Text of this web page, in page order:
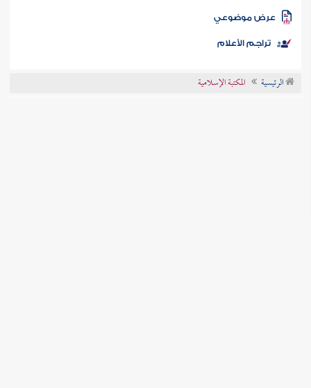
الكتب
موضوعي
تراجم الأعلام
الرئيسية المكتبة الإسلامية